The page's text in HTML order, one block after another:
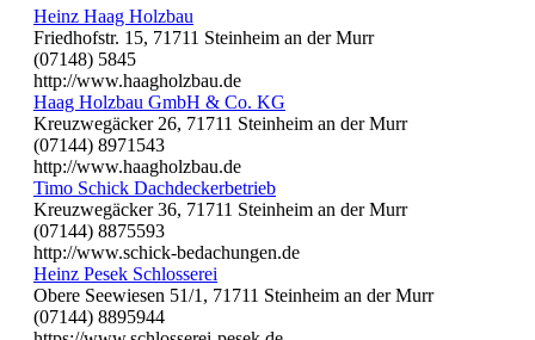
Heinz Haag Holzbau
Friedhofstr. 15, 71711 Steinheim an der Murr
(07148) 5845
http://www.haagholzbau.de
Haag Holzbau GmbH & Co. KG
Kreuzwegäcker 26, 71711 Steinheim an der Murr
(07144) 8971543
http://www.haagholzbau.de
Timo Schick Dachdeckerbetrieb
Kreuzwegäcker 36, 71711 Steinheim an der Murr
(07144) 8875593
http://www.schick-bedachungen.de
Heinz Pesek Schlosserei
Obere Seewiesen 51/1, 71711 Steinheim an der Murr
(07144) 8895944